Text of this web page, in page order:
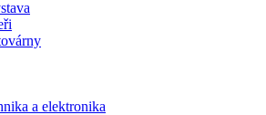
a elektronika